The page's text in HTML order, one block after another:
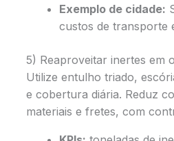
Exemplo de cidade:
custos de transporte
5) Reaproveitar inertes em
Utilize entulho triado,
e cobertura diária. Reduz
materiais e fretes, com